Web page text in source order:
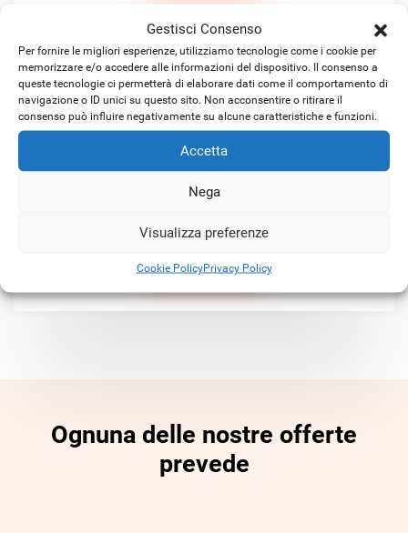
Gestisci Consenso
Per fornire le migliori esperienze, utilizziamo tecnologie come i cookie per
memorizzare e/o accedere alle informazioni del dispositivo. Il consenso a
queste tecnologie ci permetterà di elaborare dati come il comportamento di
navigazione o ID unici su questo sito. Non acconsentire o ritirare il
consenso può influire negativamente su alcune caratteristiche e funzioni.
Accetta
Nega
Visualizza preferenze
Cookie PolicyPrivacy Policy
Satellitare KA-SAT ibrido
Ognuna delle nostre offerte
prevede